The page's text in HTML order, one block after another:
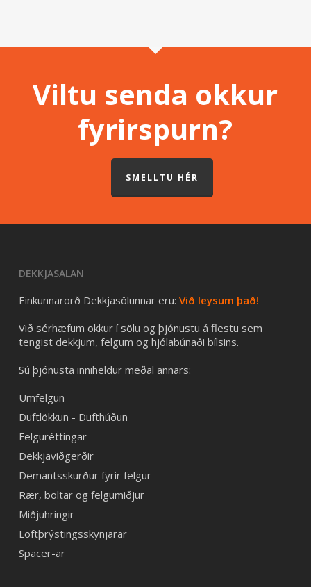
Viltu senda okkur
fyrirspurn?
SMELLTU HÉR
DEKKJASALAN
Einkunnarorð Dekkjasölunnar eru: Við leysum það!
Við sérhæfum okkur í sölu og þjónustu á flestu sem
tengist dekkjum, felgum og hjólabúnaði bílsins.
Sú þjónusta inniheldur meðal annars:
Umfelgun
Duftlökkun - Dufthúðun
Felguréttingar
Dekkjaviðgerðir
Demantsskurður fyrir felgur
Rær, boltar og felgumiðjur
Miðjuhringir
Loftþrýstingsskynjarar
Spacer-ar